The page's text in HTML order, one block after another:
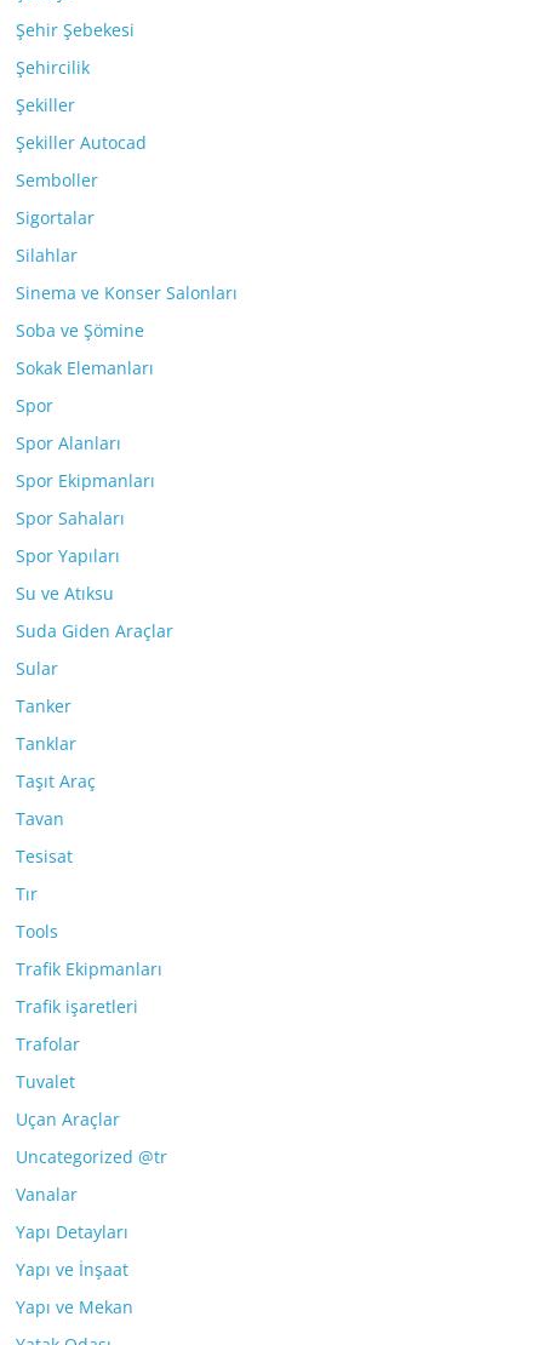
Şehir Şebekesi
Şehircilik
Şekiller
Şekiller Autocad
Semboller
Sigortalar
Silahlar
Sinema ve Konser Salonları
Soba ve Şömine
Sokak Elemanları
Spor
Spor Alanları
Spor Ekipmanları
Spor Sahaları
Spor Yapıları
Su ve Atıksu
Suda Giden Araçlar
Sular
Tanker
Tanklar
Taşıt Araç
Tavan
Tesisat
Tır
Tools
Trafik Ekipmanları
Trafik işaretleri
Trafolar
Tuvalet
Uçan Araçlar
Uncategorized @tr
Vanalar
Yapı Detayları
Yapı ve İnşaat
Yapı ve Mekan